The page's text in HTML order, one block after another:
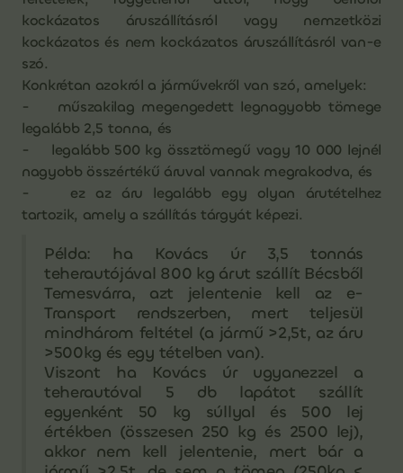
kockázatos áruszállításról vagy nemzetközi
kockázatos és nem kockázatos áruszállításról van-e
szó.
Konkrétan azokról a járművekről van szó, amelyek:
- műszakilag megengedett legnagyobb tömege
legalább 2,5 tonna, és
- legalább 500 kg össztömegű vagy 10 000 lejnél
nagyobb összértékű áruval vannak megrakodva, és
- ez az áru legalább egy olyan árutételhez
tartozik, amely a szállítás tárgyát képezi.
Példa: ha Kovács úr 3,5 tonnás
teherautójával 800 kg árut szállít Bécsből
Temesvárra, azt jelentenie kell az e-
Transport rendszerben, mert teljesül
mindhárom feltétel (a jármű >2,5t, az áru
>500kg és egy tételben van).
Viszont ha Kovács úr ugyanezzel a
teherautóval 5 db lapátot szállít
egyenként 50 kg súllyal és 500 lej
értékben (összesen 250 kg és 2500 lej),
akkor nem kell jelentenie, mert bár a